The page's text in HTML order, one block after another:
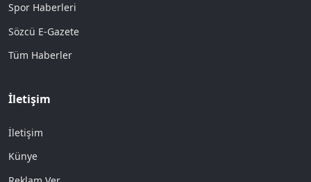
Spor Haberleri
Sözcü E-Gazete
Tüm Haberler
İletişim
İletişim
Künye